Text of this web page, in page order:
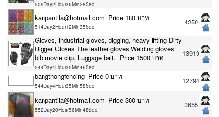
509Day2Hour36Min28Sec
kanpantila@hotmail.com Price 180 บาท
514Day2Hour12Min35Sec
4250
Gloves, industrial gloves, digging, heavy lifting Dirty
Rigger Gloves The leather gloves Welding gloves,
bib movie clip. Luggage belt. Price 1500 บาท
544Day4Hour35Min46Sec
13919
bangthongfencing Price 0 บาท
544Day4Hour35Min58Sec
12794
kanpantila@hotmail.com Price 300 บาท
552Day20Hour56Min48Sec
3655